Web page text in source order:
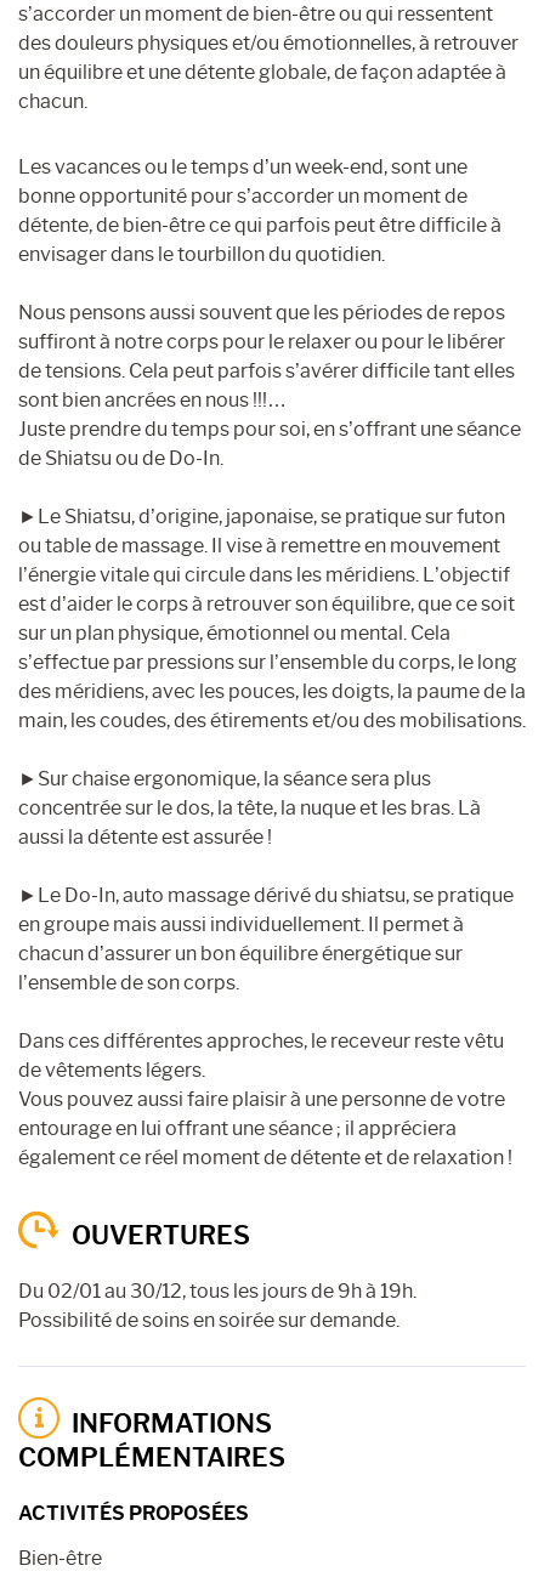
s’accorder un moment de bien-être ou qui ressentent
des douleurs physiques et/ou émotionnelles, à retrouver
un équilibre et une détente globale, de façon adaptée à
chacun.
Les vacances ou le temps d’un week-end, sont une
bonne opportunité pour s’accorder un moment de
détente, de bien-être ce qui parfois peut être difficile à
envisager dans le tourbillon du quotidien.
Nous pensons aussi souvent que les périodes de repos
suffiront à notre corps pour le relaxer ou pour le libérer
de tensions. Cela peut parfois s’avérer difficile tant elles
sont bien ancrées en nous !!!…
Juste prendre du temps pour soi, en s’offrant une séance
de Shiatsu ou de Do-In.
►Le Shiatsu, d’origine, japonaise, se pratique sur futon
ou table de massage. Il vise à remettre en mouvement
l’énergie vitale qui circule dans les méridiens. L’objectif
est d’aider le corps à retrouver son équilibre, que ce soit
sur un plan physique, émotionnel ou mental. Cela
s’effectue par pressions sur l’ensemble du corps, le long
des méridiens, avec les pouces, les doigts, la paume de la
main, les coudes, des étirements et/ou des mobilisations.
►Sur chaise ergonomique, la séance sera plus
concentrée sur le dos, la tête, la nuque et les bras. Là
aussi la détente est assurée !
►Le Do-In, auto massage dérivé du shiatsu, se pratique
en groupe mais aussi individuellement. Il permet à
chacun d’assurer un bon équilibre énergétique sur
l’ensemble de son corps.
Dans ces différentes approches, le receveur reste vêtu
de vêtements légers.
Vous pouvez aussi faire plaisir à une personne de votre
entourage en lui offrant une séance ; il appréciera
également ce réel moment de détente et de relaxation !
OUVERTURES
Du 02/01 au 30/12, tous les jours de 9h à 19h.
Possibilité de soins en soirée sur demande.
INFORMATIONS
COMPLÉMENTAIRES
ACTIVITÉS PROPOSÉES
Bien-être